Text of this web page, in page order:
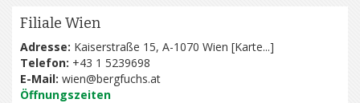
Filiale Wien
Adresse: Kaiserstraße 15, A-1070 Wien [Karte...]
Telefon: +43 1 5239698
E-Mail: wien@bergfuchs.at
Öffnungszeiten